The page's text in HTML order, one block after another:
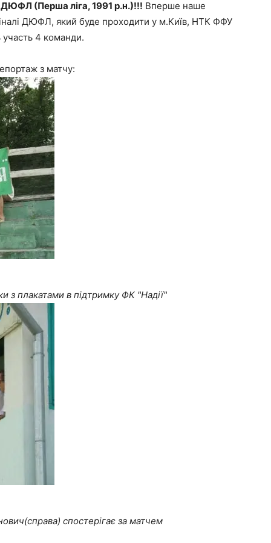
ДЮФЛ (Перша ліга, 1991 р.н.)!!! Вперше наше
ДЮФЛ, який буде проходити у м.Київ, НТК ФФУ
участь 4 команди.
з матчу:
з плакатами в підтримку ФК "Надії"
спостерігає за матчем